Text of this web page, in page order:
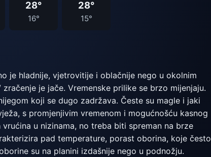
28°
16°
28°
15°
je hladnije, vjetrovitije i oblačnije nego u okolnim
je jače. Vremenske prilike se brzo mijenjaju.
koji se dugo zadržava. Česte su magle i jaki
s promjenjivim vremenom i mogućnošću kasnog
u nizinama, no treba biti spreman na brze
pad temperature, porast oborina, koje često
su na planini izdašnije nego u podnožju.